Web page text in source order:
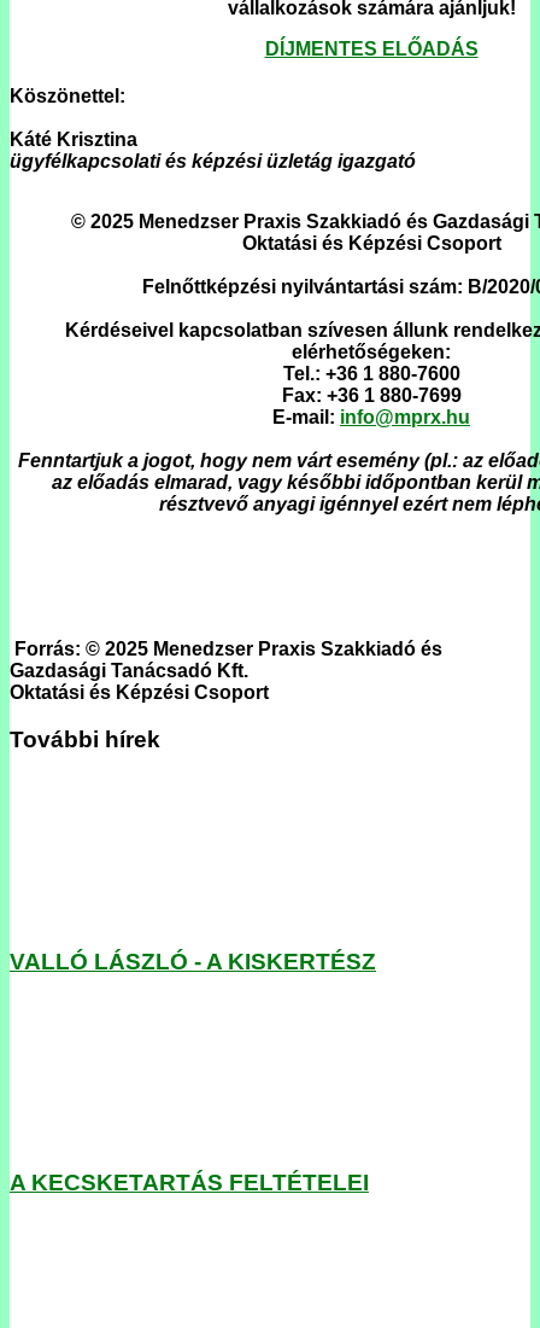
vállalkozások számára ajánljuk!
DÍJMENTES ELŐADÁS
Köszönettel:
Káté Krisztina
ügyfélkapcsolati és képzési üzletág igazgató
© 2025 Menedzser Praxis Szakkiadó és Gazdasági
Oktatási és Képzési Csoport
Felnőttképzési nyilvántartási szám: B/2020/
Kérdéseivel kapcsolatban szívesen állunk
elérhetőségeken:
Tel.: +36 1 880-7600
Fax: +36 1 880-7699
E-mail: info@mprx.hu
Fenntartjuk a jogot, hogy nem várt esemény (pl.: az
az előadás elmarad, vagy későbbi időpontban kerül
résztvevő anyagi igénnyel ezért nem
Forrás: © 2025 Menedzser Praxis Szakkiadó és
Gazdasági Tanácsadó Kft.
Oktatási és Képzési Csoport
További hírek
VALLÓ LÁSZLÓ - A KISKERTÉSZ
A KECSKETARTÁS FELTÉTELEI